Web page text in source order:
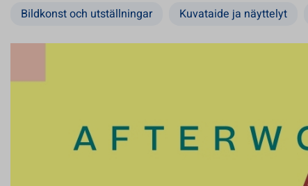
Bildkonst och utställningar Kuvataide ja näyttelyt